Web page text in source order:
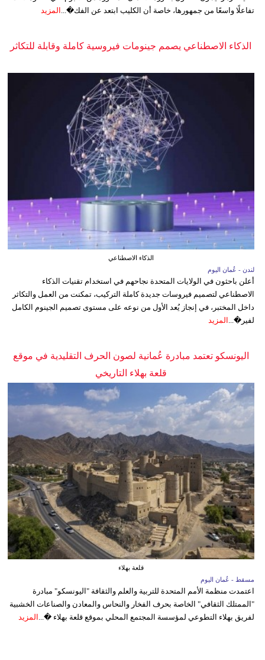
تفاعلًا واسعًا من جمهورها، خاصة أن الكليب ابتعد عن الفك�... المزيد
الذكاء الاصطناعي يصمم جينومات فيروسية كاملة وقابلة للتكاثر
الذكاء الاصطناعي
لندن - عُمان اليوم
أعلن باحثون في الولايات المتحدة نجاحهم في استخدام تقنيات الذكاء
الاصطناعي لتصميم فيروسات جديدة كاملة التركيب، تمكنت من العمل والتكاثر
داخل المختبر، في إنجاز يُعد الأول من نوعه على مستوى تصميم الجينوم الكامل
لفير�...
المزيد
اليونسكو تعتمد مبادرة عُمانية لصون الحرف التقليدية في موقع
قلعة بهلاء التاريخي
قلعة بهلاء
مسقط - عُمان اليوم
اعتمدت منظمة الأمم المتحدة للتربية والعلم والثقافة "اليونسكو" مبادرة
"الممتلك الثقافي" الخاصة بحرف الفخار والنحاس والمعادن والصناعات الخشبية
لفريق بهلاء التطوعي لمؤسسة المجتمع المحلي بموقع قلعة بهلاء �... المزيد